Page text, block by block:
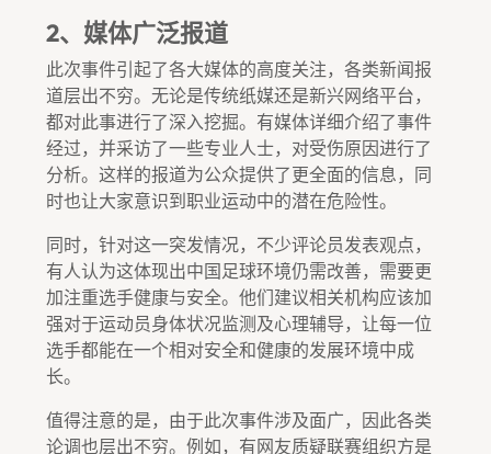
2、媒体广泛报道
此次事件引起了各大媒体的高度关注，各类新闻报
道层出不穷。无论是传统纸媒还是新兴网络平台，
都对此事进行了深入挖掘。有媒体详细介绍了事件
经过，并采访了一些专业人士，对受伤原因进行了
分析。这样的报道为公众提供了更全面的信息，同
时也让大家意识到职业运动中的潜在危险性。
同时，针对这一突发情况，不少评论员发表观点，
有人认为这体现出中国足球环境仍需改善，需要更
加注重选手健康与安全。他们建议相关机构应该加
强对于运动员身体状况监测及心理辅导，让每一位
选手都能在一个相对安全和健康的发展环境中成
长。
值得注意的是，由于此次事件涉及面广，因此各类
论调也层出不穷。例如，有网友质疑联赛组织方是